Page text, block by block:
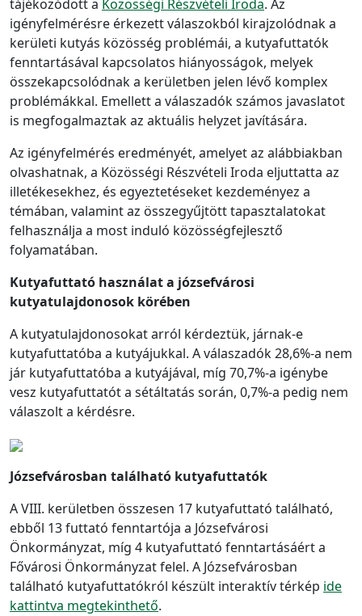
tájékozódott a Közösségi Részvételi Iroda. Az
igényfelmérésre érkezett válaszokból kirajzolódnak a
kerületi kutyás közösség problémái, a kutyafuttatók
fenntartásával kapcsolatos hiányosságok, melyek
összekapcsolódnak a kerületben jelen lévő komplex
problémákkal. Emellett a válaszadók számos javaslatot
is megfogalmaztak az aktuális helyzet javítására.
Az igényfelmérés eredményét, amelyet az alábbiakban
olvashatnak, a Közösségi Részvételi Iroda eljuttatta az
illetékesekhez, és egyeztetéseket kezdeményez a
témában, valamint az összegyűjtött tapasztalatokat
felhasználja a most induló közösségfejlesztő
folyamatában.
Kutyafuttató használat a józsefvárosi
kutyatulajdonosok körében
A kutyatulajdonosokat arról kérdeztük, járnak-e
kutyafuttatóba a kutyájukkal. A válaszadók 28,6%-a nem
jár kutyafuttatóba a kutyájával, míg 70,7%-a igénybe
vesz kutyafuttatót a sétáltatás során, 0,7%-a pedig nem
válaszolt a kérdésre.
Józsefvárosban található kutyafuttatók
A VIII. kerületben összesen 17 kutyafuttató található,
ebből 13 futtató fenntartója a Józsefvárosi
Önkormányzat, míg 4 kutyafuttató fenntartásáért a
Fővárosi Önkormányzat felel. A Józsefvárosban
található kutyafuttatókról készült interaktív térkép ide
kattintva megtekinthető.